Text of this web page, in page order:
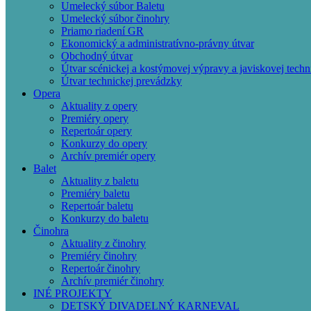
Umelecký súbor Baletu
Umelecký súbor činohry
Priamo riadení GR
Ekonomický a administratívno-právny útvar
Obchodný útvar
Útvar scénickej a kostýmovej výpravy a javiskovej
Útvar technickej prevádzky
Opera
Aktuality z opery
Premiéry opery
Repertoár opery
Konkurzy do opery
Archív premiér opery
Balet
Aktuality z baletu
Premiéry baletu
Repertoár baletu
Konkurzy do baletu
Činohra
Aktuality z činohry
Premiéry činohry
Repertoár činohry
Archív premiér činohry
INÉ PROJEKTY
DETSKÝ DIVADELNÝ KARNEVAL